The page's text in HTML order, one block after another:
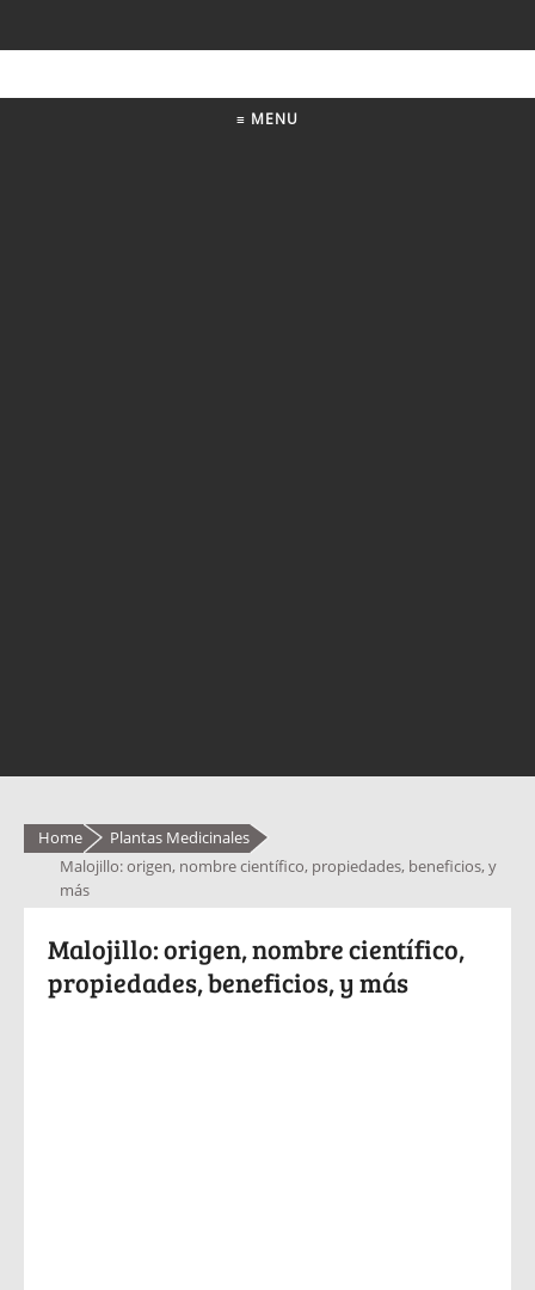
≡ MENU
Home
Plantas Medicinales
Malojillo: origen, nombre científico, propiedades, beneficios, y
más
Malojillo: origen, nombre científico,
propiedades, beneficios, y más